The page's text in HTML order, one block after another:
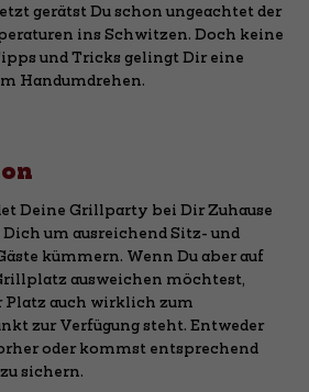
gerätst Du schon ungeachtet der
ins Schwitzen. Doch keine
und Tricks gelingt Dir eine
Handumdrehen.
Deine Grillparty bei Dir Zuhause
um ausreichend Sitz- und
kümmern. Wenn Du aber auf
ausweichen möchtest,
Platz auch wirklich zum
zur Verfügung steht. Entweder
oder kommst entsprechend
sichern.